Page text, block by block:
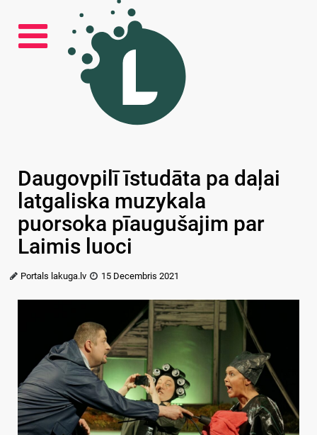
Daugovpilī īstudāta pa daļai
latgaliska muzykala
puorsoka pīaugušajim par
Laimis luoci
Portals lakuga.lv 15 Decembris 2021